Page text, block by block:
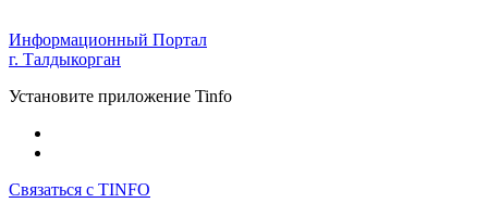
Информационный Портал
г. Талдыкорган
Установите приложение Tinfo
Связаться с TINFO